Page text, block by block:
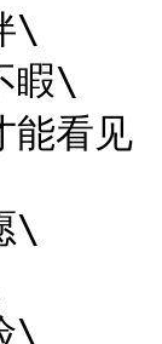
\
睱\
能看见
\
\